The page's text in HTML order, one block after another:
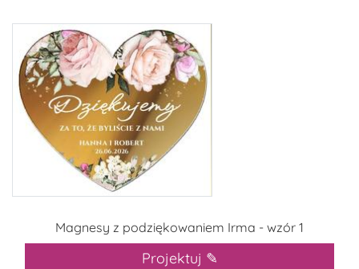
Magnesy z podziękowaniem Irma - wzór 1
Projektuj ✎